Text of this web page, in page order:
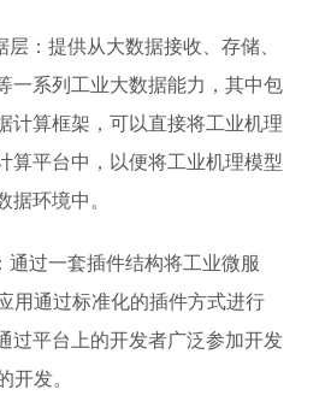
层：提供从大数据接收、存储、
一系列工业大数据能力，其中包
计算框架，可以直接将工业机理
算平台中，以便将工业机理模型
据环境中。
通过一套插件结构将工业微服
用通过标准化的插件方式进行
过平台上的开发者广泛参加开发
开发。